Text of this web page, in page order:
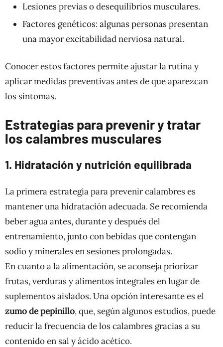
Lesiones previas o desequilibrios musculares.
Factores genéticos: algunas personas presentan
una mayor excitabilidad nerviosa natural.
Conocer estos factores permite ajustar la rutina y
aplicar medidas preventivas antes de que aparezcan
los síntomas.
Estrategias para prevenir y tratar
los calambres musculares
1. Hidratación y nutrición equilibrada
La primera estrategia para prevenir calambres es
mantener una hidratación adecuada. Se recomienda
beber agua antes, durante y después del
entrenamiento, junto con bebidas que contengan
sodio y minerales en sesiones prolongadas.
En cuanto a la alimentación, se aconseja priorizar
frutas, verduras y alimentos integrales en lugar de
suplementos aislados. Una opción interesante es el
zumo de pepinillo, que, según algunos estudios, puede
reducir la frecuencia de los calambres gracias a su
contenido en sal y ácido acético.